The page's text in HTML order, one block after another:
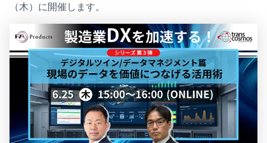
（木）に開催します。